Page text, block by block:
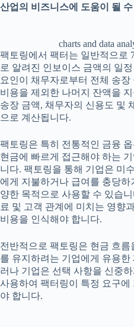
산업의 비즈니스에 도움이 될
charts and data
팩토링에서 팩터는 일반적으로
로 알려진 인보이스 금액의 일
요인이 채무자로부터 전체 송
비용을 제외한 나머지 잔액을
송장 금액, 채무자의 신용도 및
으로 계산됩니다.
팩토링은 특히 전통적인 금융
현금에 빠르게 접근해야 하는
니다. 팩토링을 통해 기업은 미
에게 지불하거나 급여를 충당
양한 목적으로 사용할 수 있습
료 및 고객 관계에 미치는 영향
비용을 인식해야 합니다.
전반적으로 팩토링은 현금 흐
를 유지하려는 기업에게 유용
러나 기업은 선택 사항을 신중
사용하여 팩터링이 특정 요구
야 합니다.